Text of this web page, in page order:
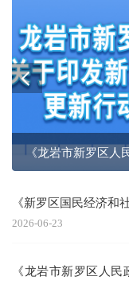
《新罗区国民经济和
2026-06-23
《龙岩市新罗区人